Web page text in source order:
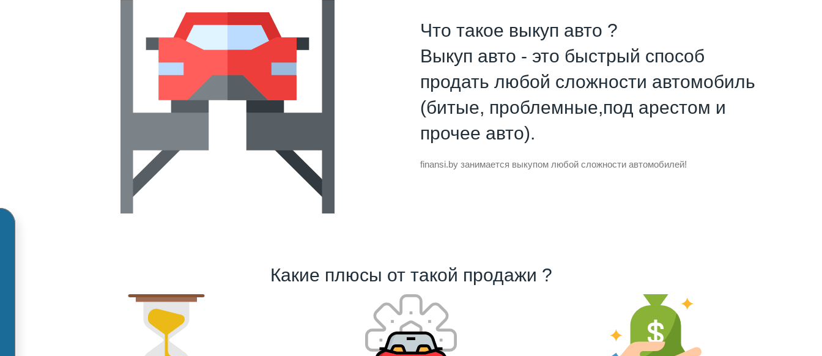
Что такое выкуп авто ?
Выкуп авто - это быстрый способ
продать любой сложности автомобиль
(битые, проблемные,под арестом и
прочее авто).
finansi.by занимается выкупом любой сложности автомобилей!
Какие плюсы от такой продажи ?